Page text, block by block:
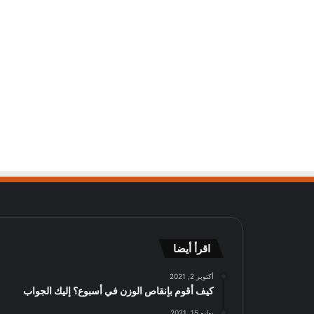
اقرأ أيضا
أكتوبر 2, 2021
كيف أقوم بإنقاص الوزن في أسبوع؟ إليك الجواب